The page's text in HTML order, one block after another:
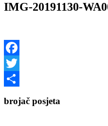
IMG-20191130-
Facebook
Twitter
brojač posjeta